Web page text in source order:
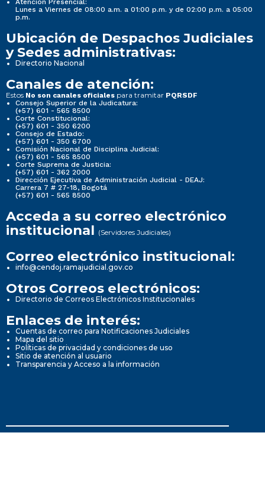
Atención Presencial:
Lunes a Viernes de 08:00 a.m. a 01:00 p.m. y de 02:00 p.m. a 05:00
p.m.
Ubicación de Despachos Judiciales
y Sedes administrativas:
Directorio Nacional
Canales de atención:
Estos No son canales oficiales para tramitar PQRSDF
Consejo Superior de la Judicatura:
(+57) 601 - 565 8500
Corte Constitucional:
(+57) 601 - 350 6200
Consejo de Estado:
(+57) 601 - 350 6700
Comisión Nacional de Disciplina Judicial:
(+57) 601 - 565 8500
Corte Suprema de Justicia:
(+57) 601 - 362 2000
Dirección Ejecutiva de Administración Judicial - DEAJ:
Carrera 7 # 27-18, Bogotá
(+57) 601 - 565 8500
Acceda a su correo electrónico
institucional (Servidores Judiciales)
Correo electrónico institucional:
info@cendoj.ramajudicial.gov.co
Otros Correos electrónicos:
Directorio de Correos Electrónicos Institucionales
Enlaces de interés:
Cuentas de correo para Notificaciones Judiciales
Mapa del sitio
Políticas de privacidad y condiciones de uso
Sitio de atención al usuario
Transparencia y Acceso a la información